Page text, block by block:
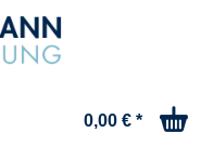
0,00 € *